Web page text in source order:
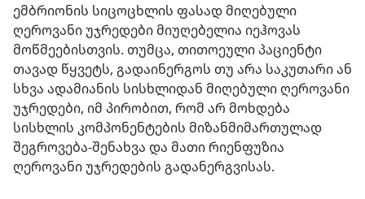
ემბრიონის სიცოცხლის ფასად მიღებული
ღეროვანი უჯრედები მიუღებელია იეჰოვას
მოწმეებისთვის. თუმცა, თითოეული პაციენტი
თავად წყვეტს, გადაინერგოს თუ არა საკუთარი ან
სხვა ადამიანის სისხლიდან მიღებული ღეროვანი
უჯრედები, იმ პირობით, რომ არ მოხდება
სისხლის კომპონენტების მიზანმიმართულად
შეგროვება-შენახვა და მათი რიენფუზია
ღეროვანი უჯრედების გადანერგვისას.